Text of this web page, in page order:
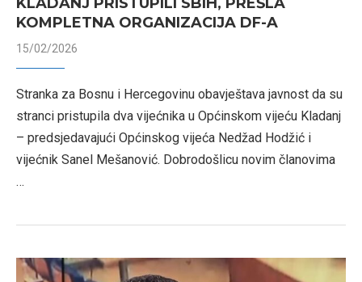
KOMPLETNA ORGANIZACIJA DF-A
15/02/2026
Stranka za Bosnu i Hercegovinu obavještava javnost da su
stranci pristupila dva vijećnika u Općinskom vijeću Kladanj
– predsjedavajući Općinskog vijeća Nedžad Hodžić i
vijećnik Sanel Mešanović. Dobrodošlicu novim članovima
…